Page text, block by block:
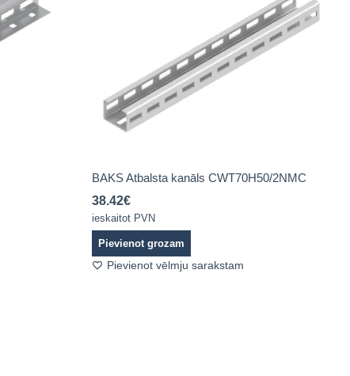
BAKS Atbalsta kanāls CWT70H50/2NMC
38.42€
ieskaitot PVN
Pievienot grozam
Pievienot vēlmju sarakstam